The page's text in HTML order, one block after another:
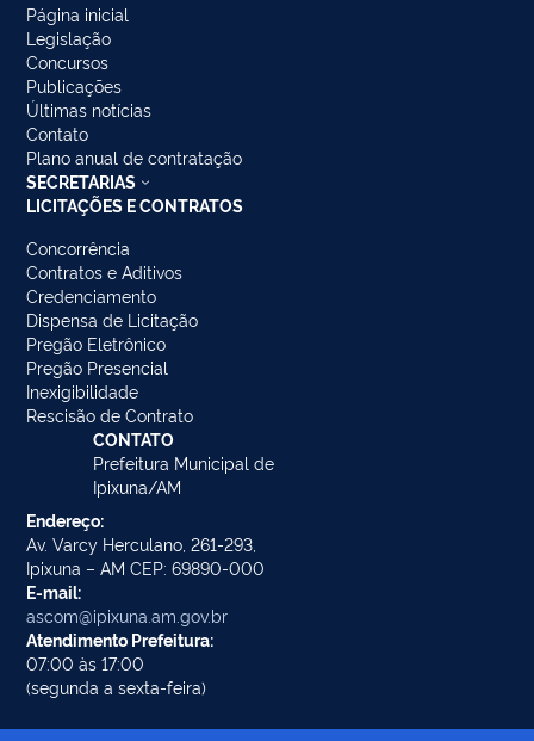
Página inicial
Legislação
Concursos
Publicações
Últimas notícias
Contato
Plano anual de contratação
SECRETARIAS
LICITAÇÕES E CONTRATOS
Concorrência
Contratos e Aditivos
Credenciamento
Dispensa de Licitação
Pregão Eletrônico
Pregão Presencial
Inexigibilidade
Rescisão de Contrato
CONTATO
Prefeitura Municipal de
Ipixuna/AM
Endereço:
Av. Varcy Herculano, 261-293,
Ipixuna – AM CEP: 69890-000
E-mail:
ascom@ipixuna.am.gov.br
Atendimento Prefeitura:
07:00 às 17:00
(segunda a sexta-feira)